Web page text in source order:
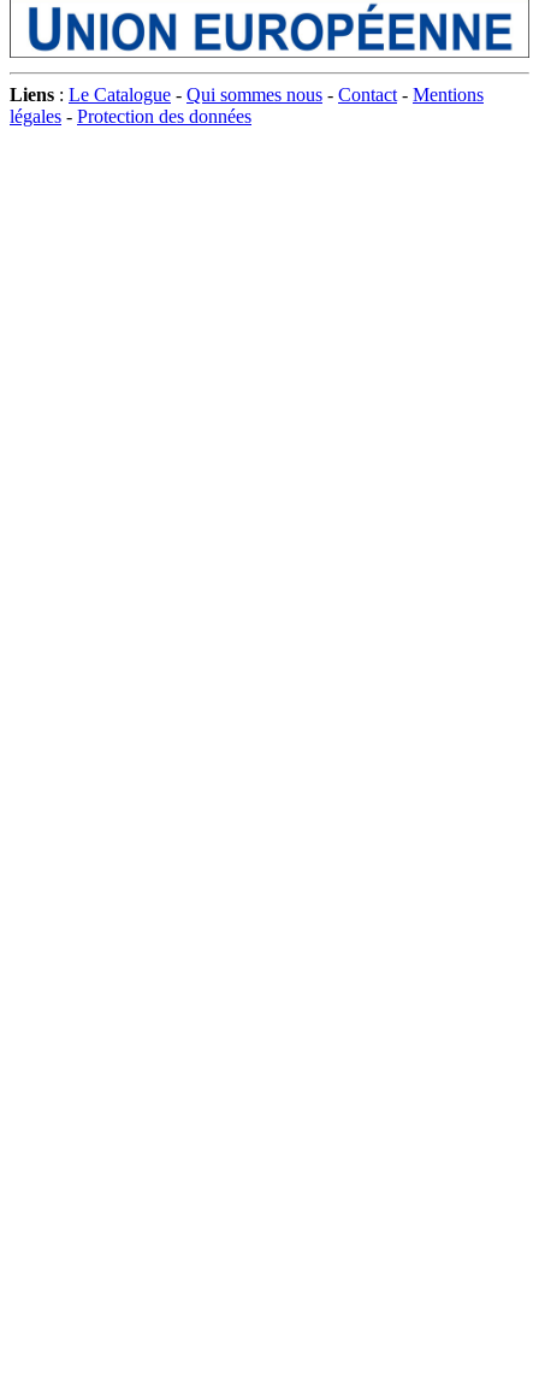
Liens : Le Catalogue - Qui sommes nous - Contact - Mentions
légales - Protection des données